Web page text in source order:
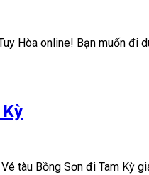
Hòa online! Bạn muốn đi
tàu Bồng Sơn đi Tam Kỳ